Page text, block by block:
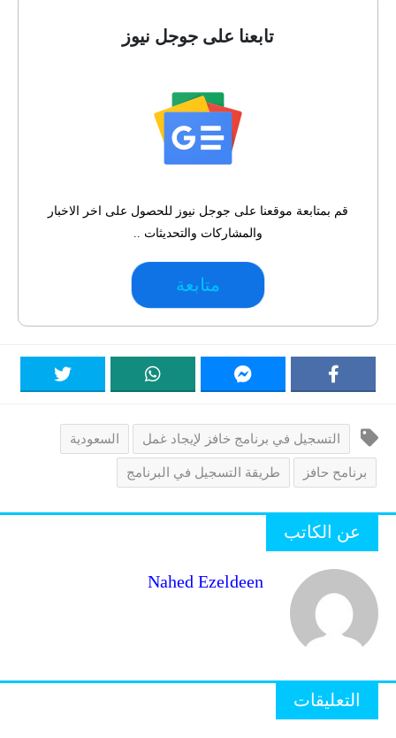
تابعنا على جوجل نيوز
قم بمتابعة موقعنا على جوجل نيوز للحصول على اخر الاخبار
والمشاركات والتحديثات ..
متابعة
التسجيل في برنامج خافز لإيجاد غمل السعودية
برنامح حافز طريقة التسجيل في البرنامج
عن الكاتب
Nahed Ezeldeen
التعليقات